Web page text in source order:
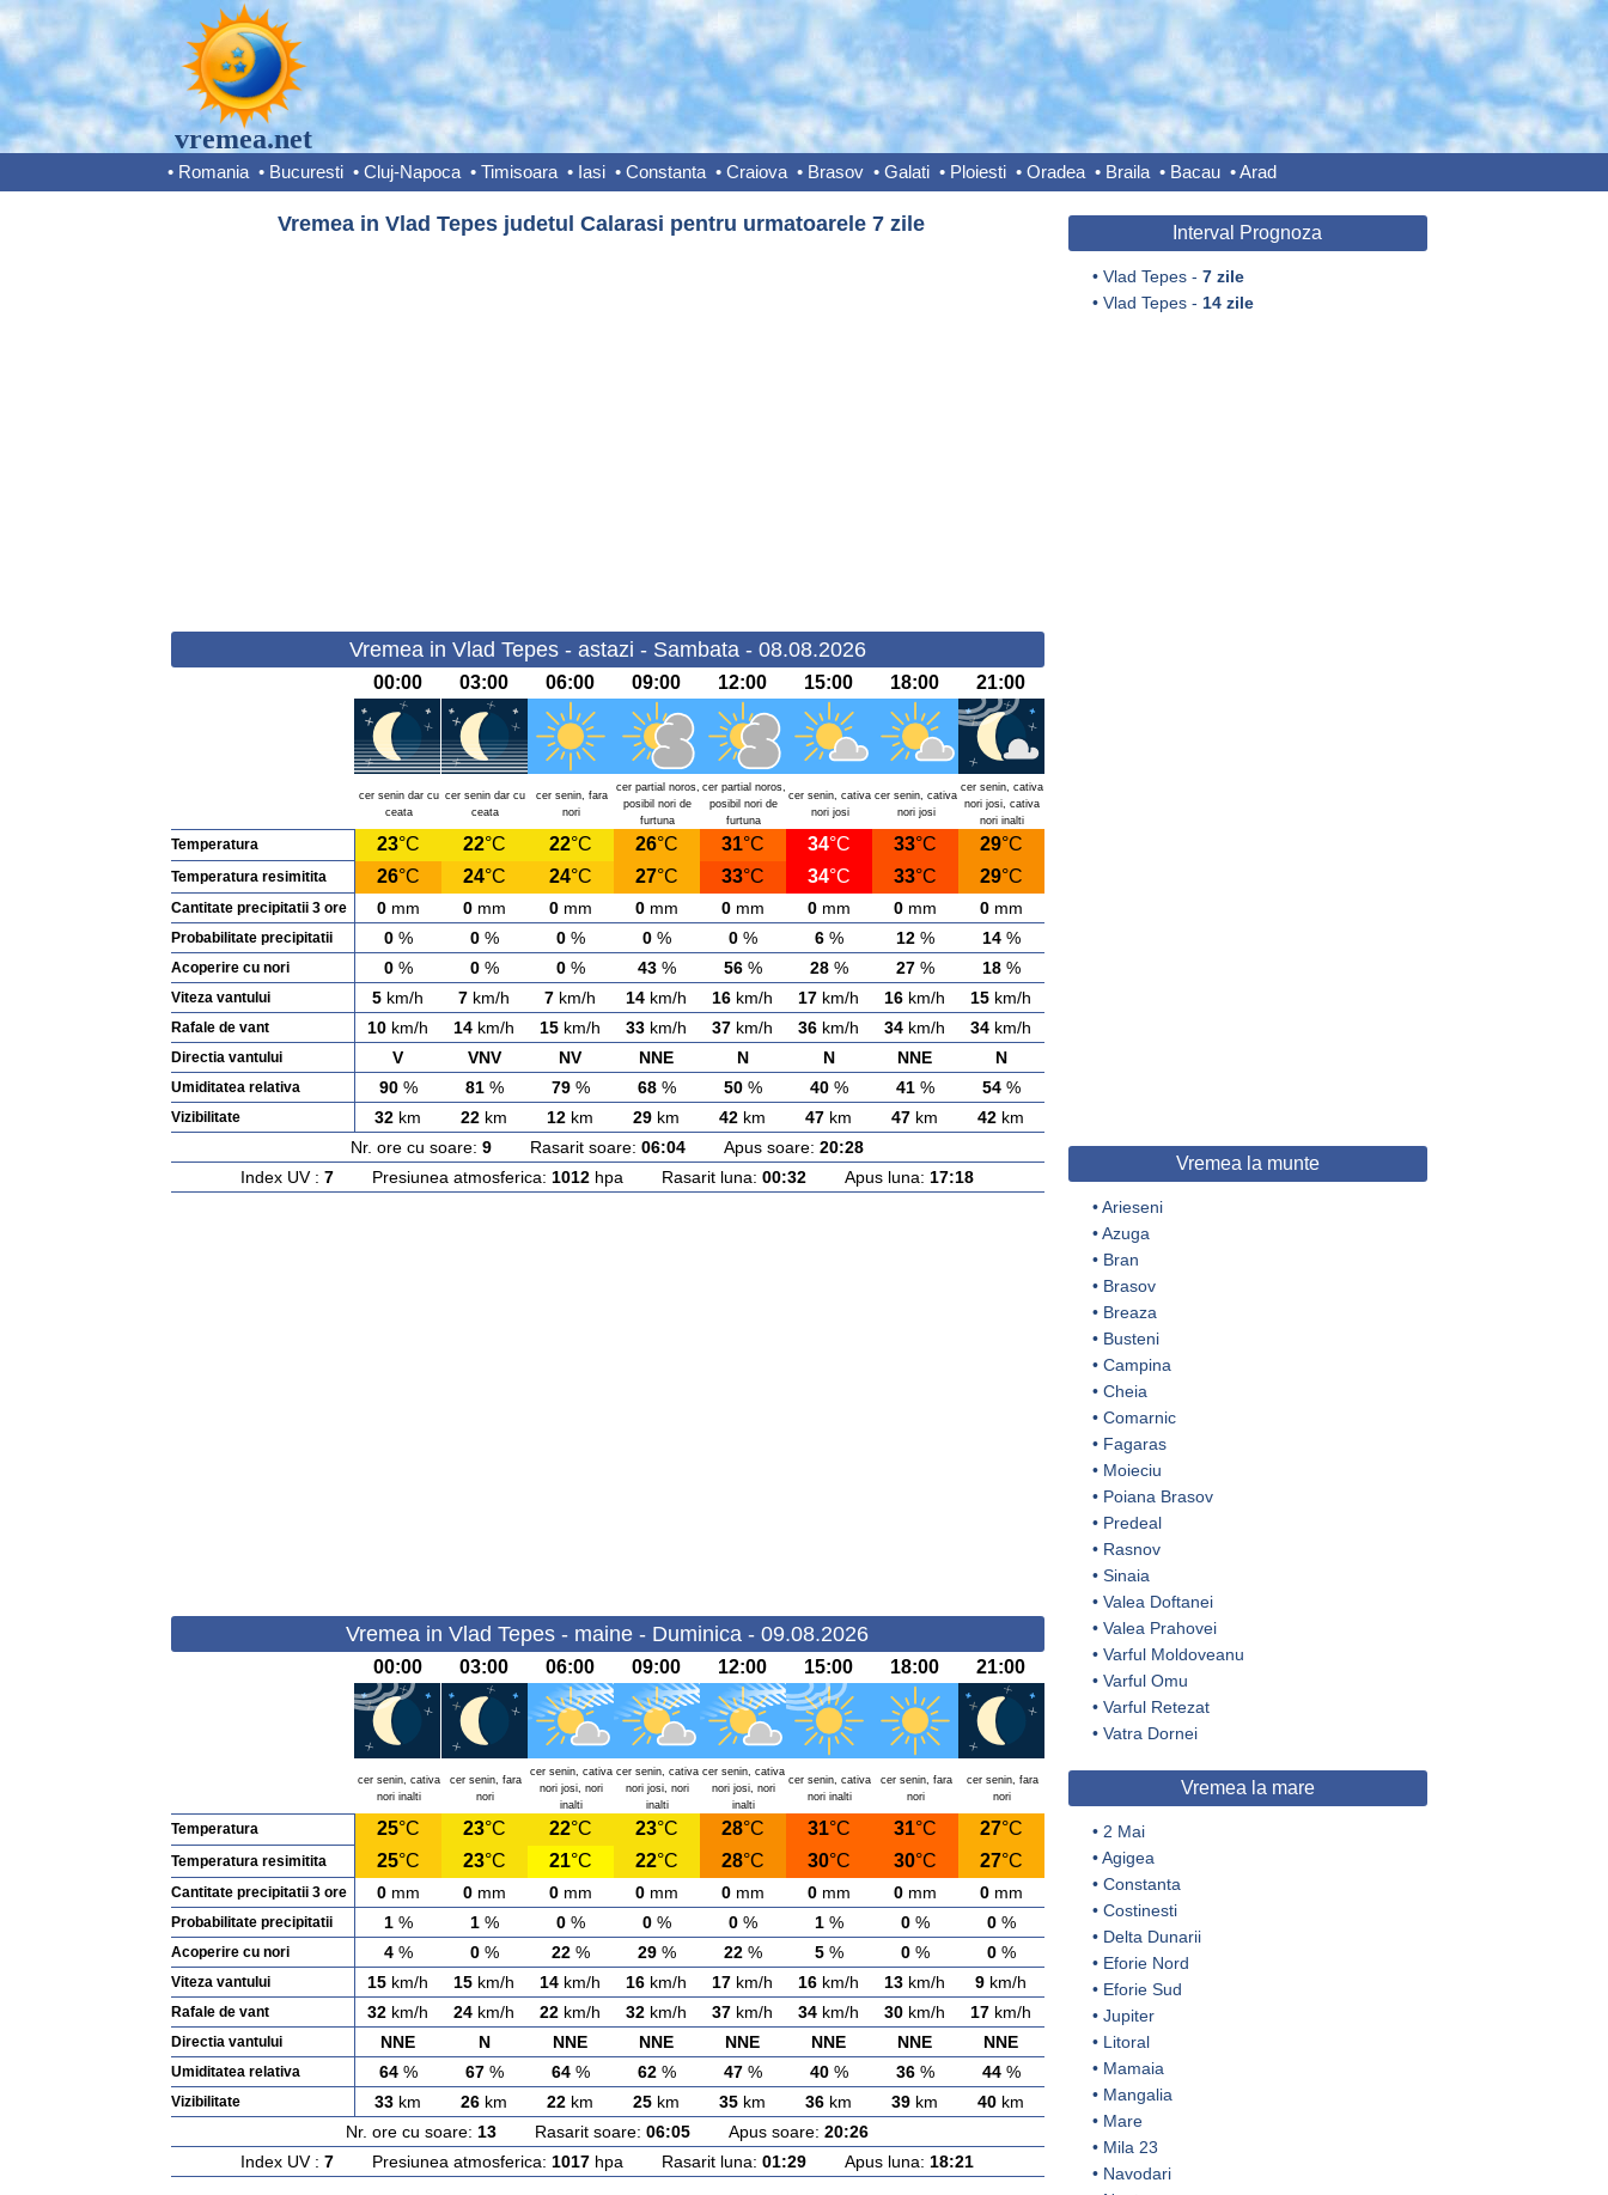
vremea.net
• Romania • Bucuresti • Cluj-Napoca • Timisoara • Iasi • Constanta • Craiova • Brasov • Galati • Ploiesti • Oradea • Braila • Bacau •Arad
Vremea in Vlad Tepes judetul Calarasi pentru urmatoarele 7 zile
Vremea in Vlad Tepes - astazi - Sambata - 08.08.2026
00:00 03:00 06:00 09:00 12:00 15:00 18:00 21:00
cer senin dar cu
ceata
cer senin dar cu
ceata
cer senin, fara
nori
cer partial noros,
posibil nori de
furtuna
cer partial noros,
posibil nori de
furtuna
cer senin, cativa
nori josi
cer senin, cativa
nori josi
cer senin, cativa
nori josi, cativa
nori inalti
Temperatura 23°C 22°C 22°C 26°C 31°C 34°C 33°C 29°C
Temperatura resimitita 26°C 24°C 24°C 27°C 33°C 34°C 33°C 29°C
Cantitate precipitatii 3 ore 0mm 0mm 0mm 0mm 0mm 0mm 0mm 0mm
Probabilitate precipitatii 0% 0% 0% 0% 0% 6% 12% 14%
Acoperire cu nori 0% 0% 0% 43% 56% 28% 27% 18%
Viteza vantului 5 km/h 7 km/h 7 km/h 14 km/h 16 km/h 17 km/h 16 km/h 15 km/h
Rafale de vant 10 km/h 14 km/h 15 km/h 33 km/h 37 km/h 36 km/h 34 km/h 34 km/h
Directia vantului V VNV NV NNE N N NNE N
Umiditatea relativa 90% 81% 79% 68% 50% 40% 41% 54%
Vizibilitate 32 km 22 km 12 km 29 km 42 km 47 km 47 km 42 km
Nr. ore cu soare: 9 Rasarit soare: 06:04 Apus soare: 20:28
Index UV : 7 Presiunea atmosferica: 1012 hpa Rasarit luna: 00:32 Apus luna: 17:18
Vremea in Vlad Tepes - maine - Duminica - 09.08.2026
00:00 03:00 06:00 09:00 12:00 15:00 18:00 21:00
cer senin, cativa
nori inalti
cer senin, fara
nori
cer senin, cativa
nori josi, nori
inalti
cer senin, cativa
nori josi, nori
inalti
cer senin, cativa
nori josi, nori
inalti
cer senin, cativa
nori inalti
cer senin, fara
nori
cer senin, fara
nori
Temperatura 25°C 23°C 22°C 23°C 28°C 31°C 31°C 27°C
Temperatura resimitita 25°C 23°C 21°C 22°C 28°C 30°C 30°C 27°C
Cantitate precipitatii 3 ore 0mm 0mm 0mm 0mm 0mm 0mm 0mm 0mm
Probabilitate precipitatii 1% 1% 0% 0% 0% 1% 0% 0%
Acoperire cu nori 4% 0% 22% 29% 22% 5% 0% 0%
Viteza vantului 15 km/h 15 km/h 14 km/h 16 km/h 17 km/h 16 km/h 13 km/h 9 km/h
Rafale de vant 32 km/h 24 km/h 22 km/h 32 km/h 37 km/h 34 km/h 30 km/h 17 km/h
Directia vantului NNE N NNE NNE NNE NNE NNE NNE
Umiditatea relativa 64% 67% 64% 62% 47% 40% 36% 44%
Vizibilitate 33 km 26 km 22 km 25 km 35 km 36 km 39 km 40 km
Nr. ore cu soare: 13 Rasarit soare: 06:05 Apus soare: 20:26
Index UV : 7 Presiunea atmosferica: 1017 hpa Rasarit luna: 01:29 Apus luna: 18:21
Interval Prognoza
• Vlad Tepes - 7 zile
• Vlad Tepes - 14 zile
Vremea la munte
•Arieseni
•Azuga
• Bran
• Brasov
• Breaza
• Busteni
• Campina
• Cheia
• Comarnic
• Fagaras
• Moieciu
• Poiana Brasov
• Predeal
• Rasnov
• Sinaia
• Valea Doftanei
• Valea Prahovei
• Varful Moldoveanu
• Varful Omu
• Varful Retezat
• Vatra Dornei
Vremea la mare
• 2 Mai
•Agigea
• Constanta
• Costinesti
• Delta Dunarii
• Eforie Nord
• Eforie Sud
• Jupiter
• Litoral
• Mamaia
• Mangalia
• Mare
• Mila 23
• Navodari